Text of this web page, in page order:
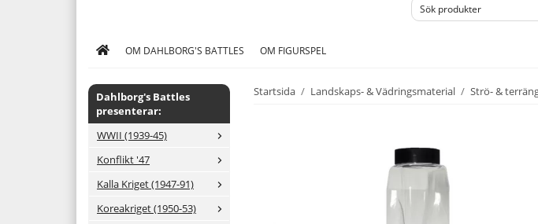
OM DAHLBORG'S BATTLES OM FIGURSPEL
Dahlborg's Battles
presenterar:
WWII (1939-45)
Konflikt '47
Kalla Kriget (1947-91)
Koreakriget (1950-53)
Startsida / Landskaps- & Vädringsmaterial / Strö- &